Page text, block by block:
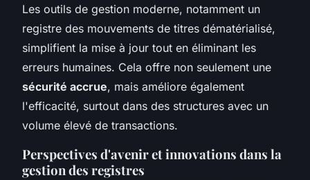
Les outils de gestion moderne, notamment un
registre des mouvements de titres dématérialisé,
simplifient la mise à jour tout en éliminant les
erreurs humaines. Cela offre non seulement une
sécurité accrue, mais améliore également
l'efficacité, surtout dans des structures avec un
volume élevé de transactions.
Perspectives d'avenir et innovations dans la
gestion des registres